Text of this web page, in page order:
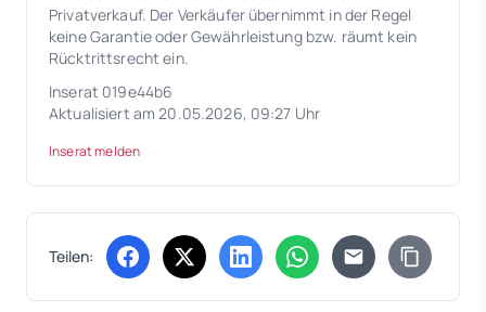
Privatverkauf. Der Verkäufer übernimmt in der Regel
keine Garantie oder Gewährleistung bzw. räumt kein
Rücktrittsrecht ein.
Inserat 019e44b6
Aktualisiert am 20.05.2026, 09:27 Uhr
Inserat melden
Teilen: (öffnet in neuem Tab)
(öffnet in neuem Tab)
(öffnet in neuem Tab)
(öffnet in neuem Tab)